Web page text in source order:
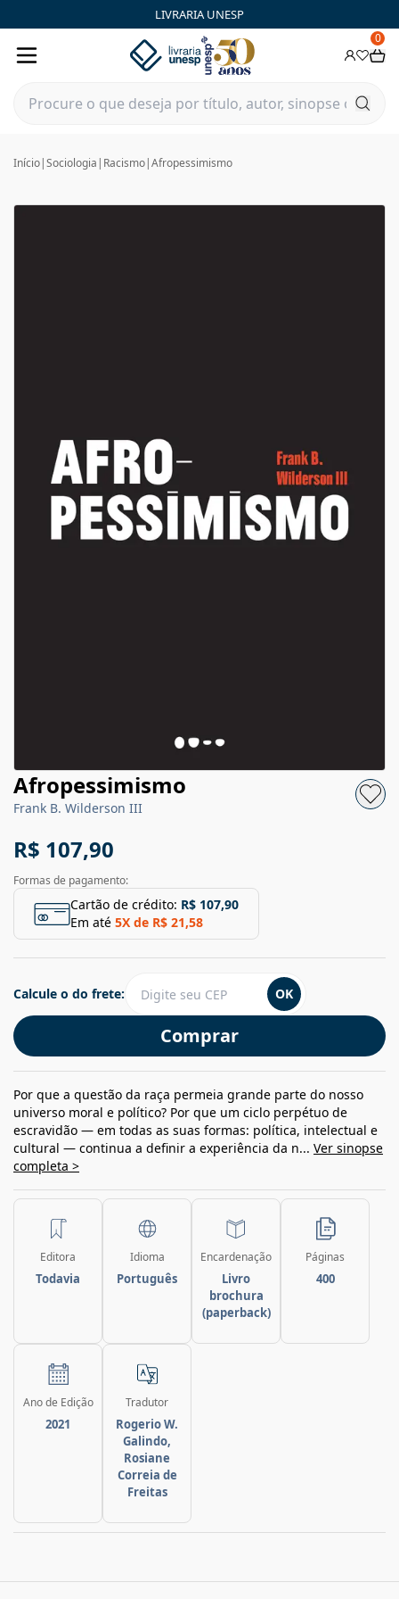
LIVRARIA UNESP
0
Início|Sociologia | Racismo|Afropessimismo
Afropessimismo
Frank B. Wilderson III
R$ 107,90
Formas de pagamento:
Cartão de crédito: R$ 107,90
Em até 5X de R$ 21,58
Comprar
Calcule o do frete: OK
Por que a questão da raça permeia grande parte do nosso
universo moral e político? Por que um ciclo perpétuo de
escravidão — em todas as suas formas: política, intelectual e
cultural — continua a definir a experiência da n... Ver sinopse
completa >
Editora
Todavia
Idioma
Português
Encardenação
Livro
brochura
(paperback)
Páginas
400
Ano de Edição
2021
Tradutor
Rogerio W.
Galindo,
Rosiane
Correia de
Freitas